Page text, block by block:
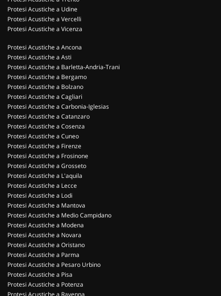
Protesi Acustiche a Udine
Protesi Acustiche a Vercelli
Protesi Acustiche a Vicenza
Protesi Acustiche a Ancona
Protesi Acustiche a Asti
Protesi Acustiche a Barletta-Andria-Trani
Protesi Acustiche a Bergamo
Protesi Acustiche a Bolzano
Protesi Acustiche a Cagliari
Protesi Acustiche a Carbonia-Iglesias
Protesi Acustiche a Catanzaro
Protesi Acustiche a Cosenza
Protesi Acustiche a Cuneo
Protesi Acustiche a Firenze
Protesi Acustiche a Frosinone
Protesi Acustiche a Grosseto
Protesi Acustiche a L'aquila
Protesi Acustiche a Lecce
Protesi Acustiche a Lodi
Protesi Acustiche a Mantova
Protesi Acustiche a Medio Campidano
Protesi Acustiche a Modena
Protesi Acustiche a Novara
Protesi Acustiche a Oristano
Protesi Acustiche a Parma
Protesi Acustiche a Pesaro Urbino
Protesi Acustiche a Pisa
Protesi Acustiche a Potenza
Protesi Acustiche a Ravenna